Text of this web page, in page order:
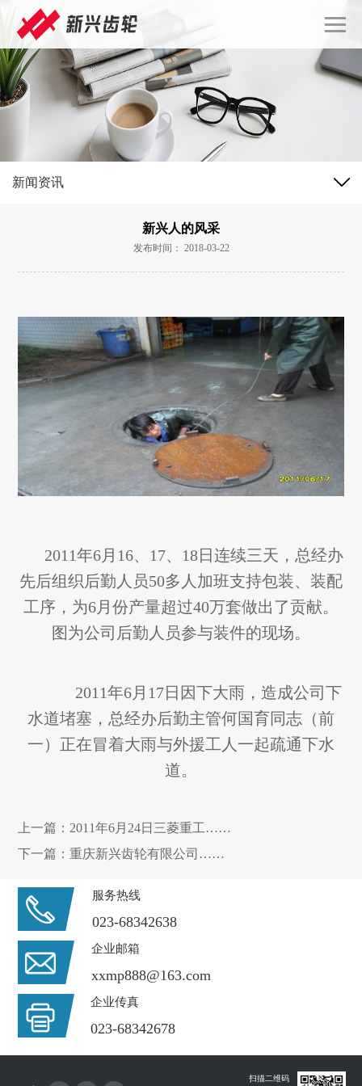
新闻资讯
新兴人的风采
发布时间： 2018-03-22
2011年6月16、17、18日连续三天，总经办
先后组织后勤人员50多人加班支持包装、装配
工序，为6月份产量超过40万套做出了贡献。
图为公司后勤人员参与装件的现场。
2011年6月17日因下大雨，造成公司下
水道堵塞，总经办后勤主管何国育同志（前
一）正在冒着大雨与外援工人一起疏通下水
道。
上一篇： 2011年6月24日三菱重工……
下一篇：重庆新兴齿轮有限公司……
服务热线
023-68342638
企业邮箱
xxmp888@163.com
企业传真
023-68342678
扫描二维码